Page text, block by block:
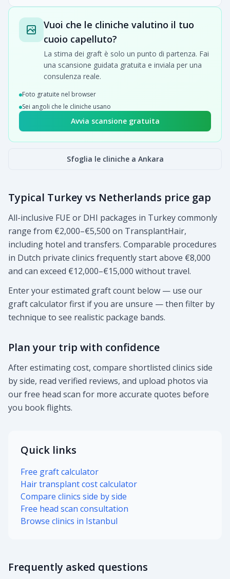
Vuoi che le cliniche valutino il tuo
cuoio capelluto?
La stima dei graft è solo un punto di partenza. Fai
una scansione guidata gratuita e inviala per una
consulenza reale.
Foto gratuite nel browser
Sei angoli che le cliniche usano
Avvia scansione gratuita
Sfoglia le cliniche a Ankara
Typical Turkey vs Netherlands price gap
All-inclusive FUE or DHI packages in Turkey commonly
range from €2,000–€5,500 on TransplantHair,
including hotel and transfers. Comparable procedures
in Dutch private clinics frequently start above €8,000
and can exceed €12,000–€15,000 without travel.
Enter your estimated graft count below — use our
graft calculator first if you are unsure — then filter by
technique to see realistic package bands.
Plan your trip with confidence
After estimating cost, compare shortlisted clinics side
by side, read verified reviews, and upload photos via
our free head scan for more accurate quotes before
you book flights.
Quick links
Free graft calculator
Hair transplant cost calculator
Compare clinics side by side
Free head scan consultation
Browse clinics in Istanbul
Frequently asked questions